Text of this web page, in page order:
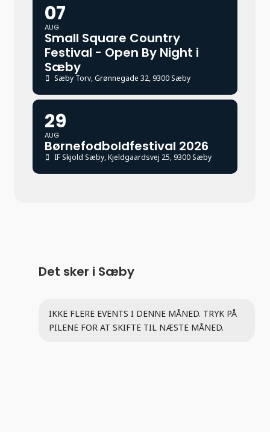
07
AUG
Small Square Country
Festival - Open By Night i
Sæby
Sæby Torv, Grønnegade 32, 9300 Sæby
29
AUG
Børnefodboldfestival 2026
IF Skjold Sæby, Kjeldgaardsvej 25, 9300 Sæby
Det sker i Sæby
IKKE FLERE EVENTS I DENNE MÅNED. TRYK PÅ
PILENE FOR AT SKIFTE TIL NÆSTE MÅNED.